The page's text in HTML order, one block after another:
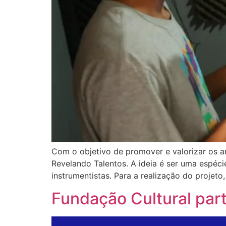
Com o objetivo de promover e valorizar os
Revelando Talentos. A ideia é ser uma
instrumentistas. Para a realização do
Fundação Cultural